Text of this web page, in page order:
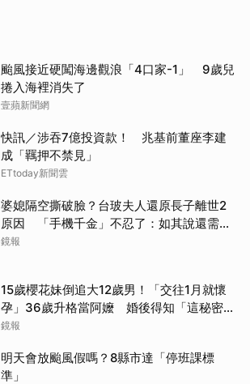
颱風接近硬闖海邊觀浪「4口家-1」 9歲兒
捲入海裡消失了
壹蘋新聞網
快訊／涉吞7億投資款！ 兆基前董座李建
成「羈押不禁見」
ETtoday新聞雲
婆媳隔空撕破臉？台玻夫人還原長子離世2
原因 「手機千金」不忍了：如其說還需要
離開嗎？
鏡報
15歲櫻花妹倒追大12歲男！「交往1月就懷
孕」36歲升格當阿嬤 婚後得知「這秘密」
傻眼了
鏡報
明天會放颱風假嗎？8縣市達「停班課標
準」